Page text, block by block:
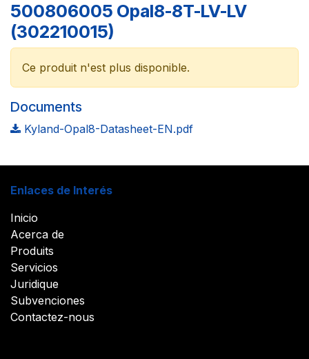
500806005 Opal8-8T-LV-LV
(302210015)
Ce produit n'est plus disponible.
Documents
Kyland-Opal8-Datasheet-EN.pdf
Enlaces de Interés
Inicio
Acerca de
Produits
Servicios
Juridique
Subvenciones
Contactez-nous